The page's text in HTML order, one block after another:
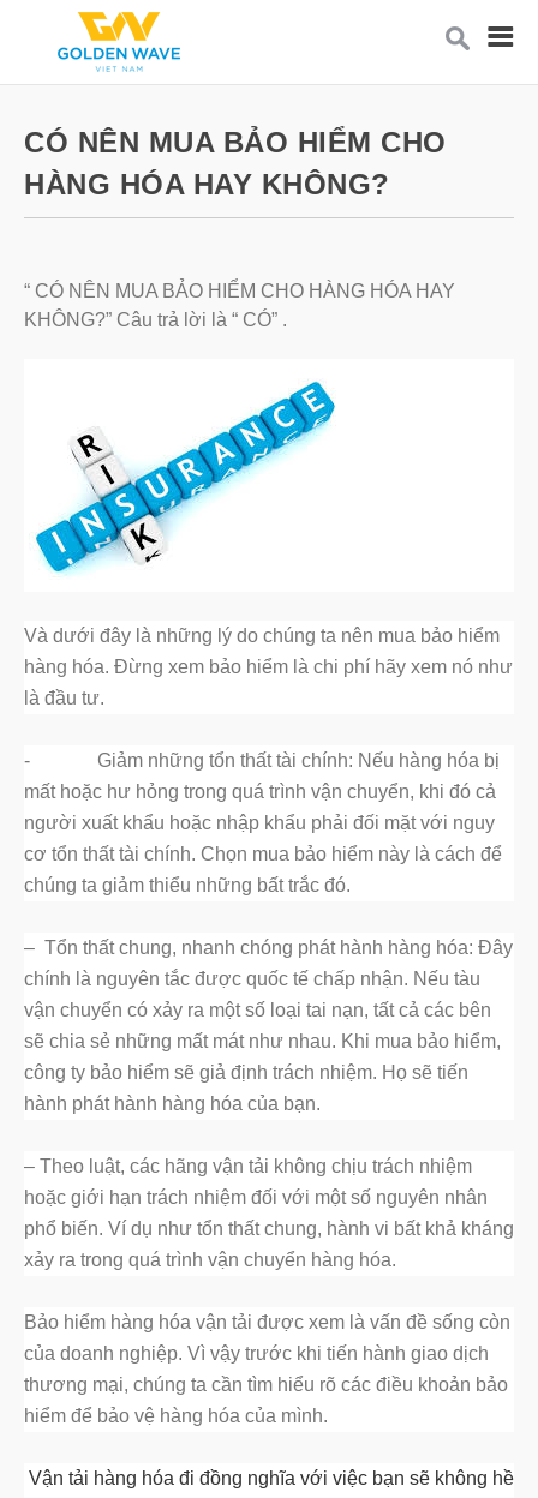
CÓ NÊN MUA BẢO HIỂM CHO
HÀNG HÓA HAY KHÔNG?
“ CÓ NÊN MUA BẢO HIỂM CHO HÀNG HÓA HAY
KHÔNG?” Câu trả lời là “ CÓ” .
Và dưới đây là những lý do chúng ta nên mua bảo hiểm
hàng hóa. Đừng xem bảo hiểm là chi phí hãy xem nó như
là đầu tư.
-
Giảm những tổn thất tài chính: Nếu hàng hóa bị
mất hoặc hư hỏng trong quá trình vận chuyển, khi đó cả
người xuất khẩu hoặc nhập khẩu phải đối mặt với nguy
cơ tổn thất tài chính. Chọn mua bảo hiểm này là cách để
chúng ta giảm thiểu những bất trắc đó.
– Tổn thất chung, nhanh chóng phát hành hàng hóa: Đây
chính là nguyên tắc được quốc tế chấp nhận. Nếu tàu
vận chuyển có xảy ra một số loại tai nạn, tất cả các bên
sẽ chia sẻ những mất mát như nhau. Khi mua bảo hiểm,
công ty bảo hiểm sẽ giả định trách nhiệm. Họ sẽ tiến
hành phát hành hàng hóa của bạn.
– Theo luật, các hãng vận tải không chịu trách nhiệm
hoặc giới hạn trách nhiệm đối với một số nguyên nhân
phổ biến. Ví dụ như tổn thất chung, hành vi bất khả kháng
xảy ra trong quá trình vận chuyển hàng hóa.
Bảo hiểm hàng hóa vận tải được xem là vấn đề sống còn
của doanh nghiệp. Vì vậy trước khi tiến hành giao dịch
thương mại, chúng ta cần tìm hiểu rõ các điều khoản bảo
hiểm để bảo vệ hàng hóa của mình.
Vận tải hàng hóa đi đồng nghĩa với việc bạn sẽ không hề